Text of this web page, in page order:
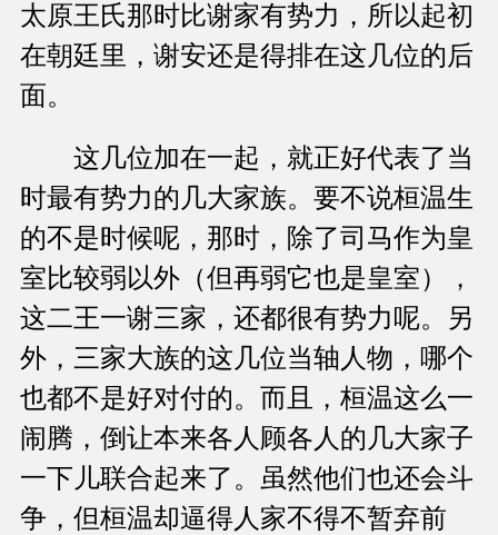
太原王氏那时比谢家有势力，所以起初
在朝廷里，谢安还是得排在这几位的后
面。
这几位加在一起，就正好代表了当
时最有势力的几大家族。要不说桓温生
的不是时候呢，那时，除了司马作为皇
室比较弱以外（但再弱它也是皇室），
这二王一谢三家，还都很有势力呢。另
外，三家大族的这几位当轴人物，哪个
也都不是好对付的。而且，桓温这么一
闹腾，倒让本来各人顾各人的几大家子
一下儿联合起来了。虽然他们也还会斗
争，但桓温却逼得人家不得不暂弃前